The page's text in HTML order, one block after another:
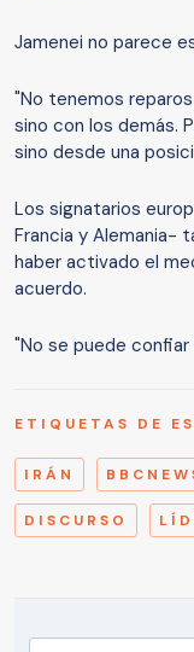
Jamenei no parece
"No tenemos
sino con los demás.
sino desde una
Los signatarios
Francia y Alemania-
haber activado el
acuerdo.
"No se puede confiar
ETIQUETAS DE
IRÁN
DISCURSO